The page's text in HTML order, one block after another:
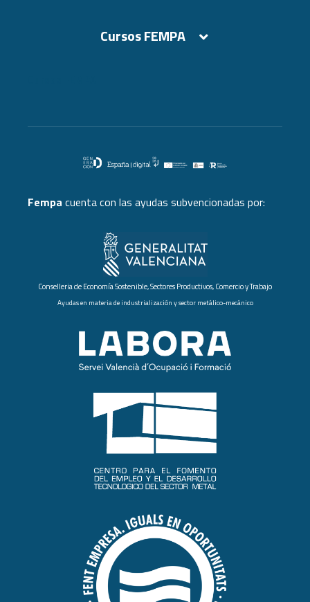
Cursos FEMPA
Fempa cuenta con las ayudas subvencionadas por:
Conselleria de Economía Sostenible, Sectores Productivos, Comercio y Trabajo
Ayudas en materia de industrialización y sector metálico-mecánico